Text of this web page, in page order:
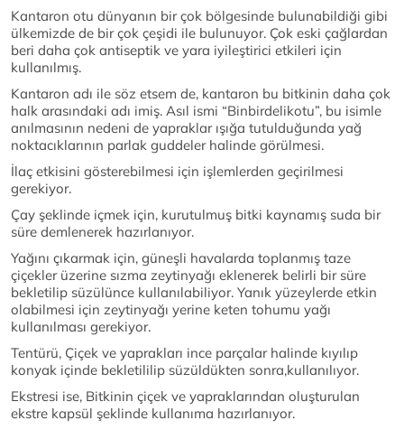
Kantaron otu dünyanın bir çok bölgesinde bulunabildiği gibi
ülkemizde de bir çok çeşidi ile bulunuyor. Çok eski çağlardan
beri daha çok antiseptik ve yara iyileştirici etkileri için
kullanılmış.
Kantaron adı ile söz etsem de, kantaron bu bitkinin daha çok
halk arasındaki adı imiş. Asıl ismi “Binbirdelikotu”, bu isimle
anılmasının nedeni de yapraklar ışığa tutulduğunda yağ
noktacıklarının parlak guddeler halinde görülmesi.
İlaç etkisini gösterebilmesi için işlemlerden geçirilmesi
gerekiyor.
Çay şeklinde içmek için, kurutulmuş bitki kaynamış suda bir
süre demlenerek hazırlanıyor.
Yağını çıkarmak için, güneşli havalarda toplanmış taze
çiçekler üzerine sızma zeytinyağı eklenerek belirli bir süre
bekletilip süzülünce kullanılabiliyor. Yanık yüzeylerde etkin
olabilmesi için zeytinyağı yerine keten tohumu yağı
kullanılması gerekiyor.
Tentürü, Çiçek ve yaprakları ince parçalar halinde kıyılıp
konyak içinde bekletililip süzüldükten sonra,kullanılıyor.
Ekstresi ise, Bitkinin çiçek ve yapraklarından oluşturulan
ekstre kapsül şeklinde kullanıma hazırlanıyor.